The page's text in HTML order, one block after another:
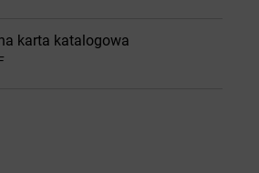
karta katalogowa